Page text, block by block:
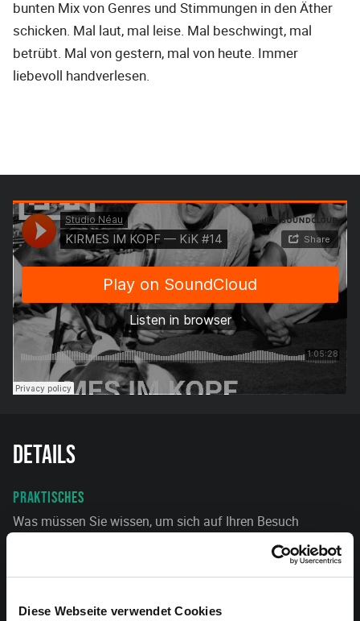
Diese Webseite verwendet Cookies
bunten Mix von Genres und Stimmungen in den Äther
schicken. Mal laut, mal leise. Mal beschwingt, mal
betrübt. Mal von gestern, mal von heute. Immer
liebevoll handverlesen.
Details
PRAKTISCHES
Was müssen Sie wissen, um sich auf Ihren Besuch
ANFAHRT